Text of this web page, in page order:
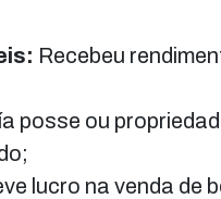
Recebeu
posse ou
lucro na venda de